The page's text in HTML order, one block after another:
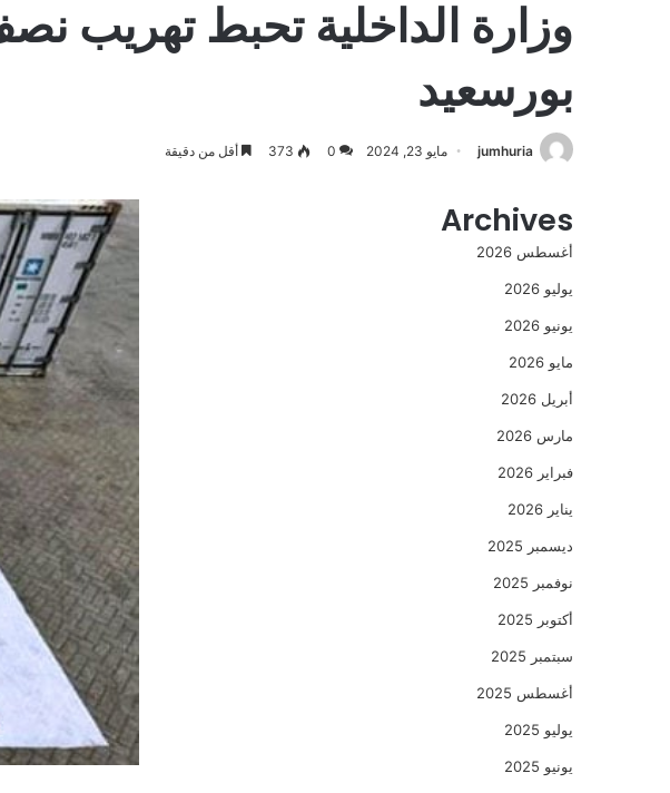
وزارة الداخلية تحبط تهريب
بورسعيد
jumhuria مايو 23, 2024 0
373 أقل من دقيقة
Archives
أغسطس 2026
يوليو 2026
يونيو 2026
مايو 2026
أبريل 2026
مارس 2026
فبراير 2026
يناير 2026
ديسمبر 2025
نوفمبر 2025
أكتوبر 2025
سبتمبر 2025
أغسطس 2025
يوليو 2025
يونيو 2025